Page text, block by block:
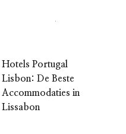
Hotels Portugal
Lisbon: De Beste
Accommodaties in
Lissabon